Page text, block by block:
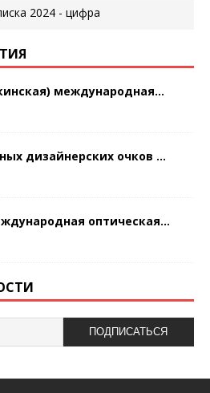
международная...
дизайнерских очков ...
оптическая...
ПОДПИСАТЬСЯ